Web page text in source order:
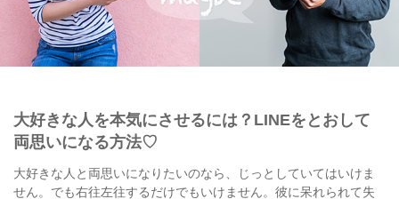
大好きな人を本気にさせるには？LINEをとおして
両思いになる方法♡
大好きな人と両思いになりたいのなら、じっとしていてはいけま
せん。でも右往左往するだけでもいけません。彼に呆れられて失